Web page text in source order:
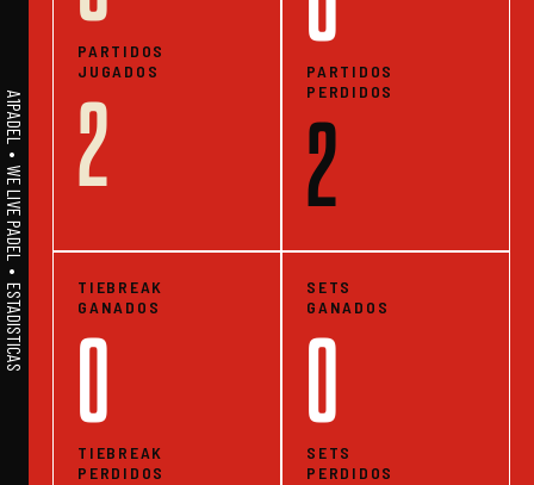
A1PADEL • WE LIVE PADEL • ESTADISTICAS
PARTIDOS
JUGADOS
2
PARTIDOS
PERDIDOS
2
TIEBREAK
GANADOS
0
TIEBREAK
PERDIDOS
SETS
GANADOS
0
SETS
PERDIDOS